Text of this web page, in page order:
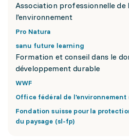
Association professionnelle de
l'environnement
Pro Natura
sanu future learning
Formation et conseil dans le
développement durable
WWF
Office fédéral de l'environnement
Fondation suisse pour la
du paysage (sl-fp)